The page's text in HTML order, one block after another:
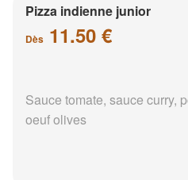
Pizza indienne junior
Dès 11.50 €
Sauce tomate, sauce curry,
oeuf olives